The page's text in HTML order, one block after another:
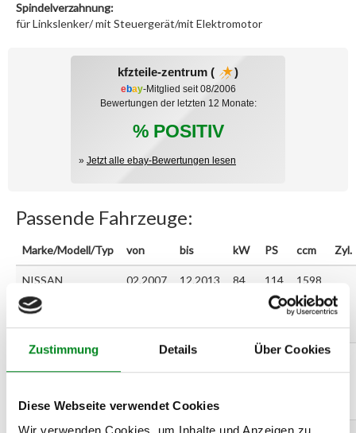
Zustimmung Details Über Cookies
Diese Webseite verwendet Cookies
Spindelverzahnung:
für Linkslenker/ mit Steuergerät/mit Elektromotor
kfzteile-zentrum ( )
ebay-Mitglied seit 08/2006
Bewertungen der letzten 12 Monate:
% POSITIV
» Jetzt alle ebay-Bewertungen lesen
Passende Fahrzeuge:
Marke/Modell/Typ von bis kW PS ccm Zyl.
NISSAN
QASHQAI /
QASHQAI +2 I
(J10, JJ10) 1.6
02.2007 12.2013 84 114 1598
NISSAN
QASHQAI /
(J10, JJ10) 1.6
11.2010 12.2013 117 1598